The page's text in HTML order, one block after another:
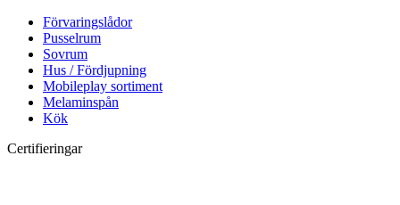
Förvaringslådor
Pusselrum
Sovrum
Hus / Fördjupning
Mobileplay sortiment
Melaminspån
Kök
Certifieringar